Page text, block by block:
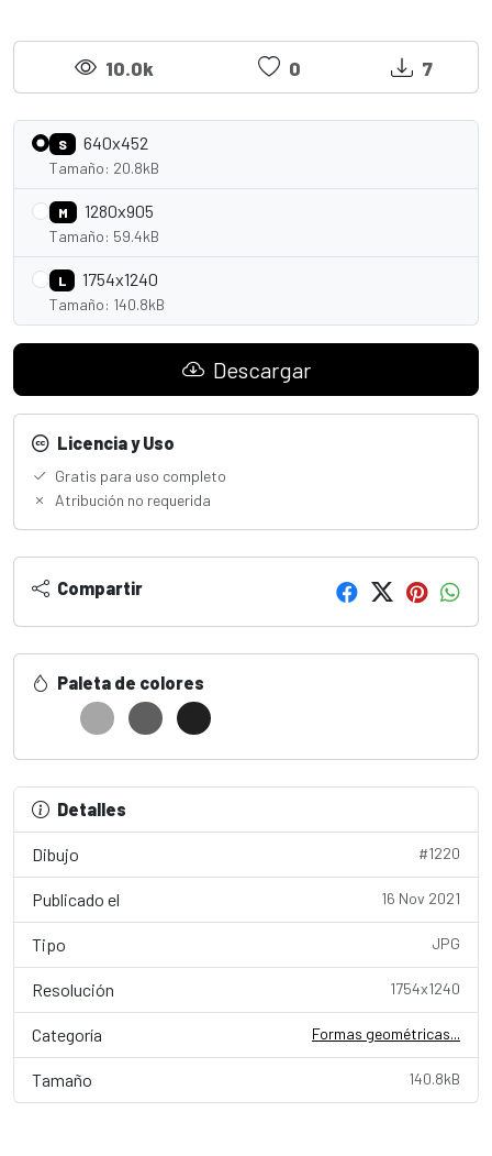
10.0k 0 7
S 640x452
Tamaño: 20.8kB
M 1280x905
Tamaño: 59.4kB
L 1754x1240
Tamaño: 140.8kB
Descargar
Licencia y Uso
Gratis para uso completo
Atribución no requerida
Compartir
Paleta de colores
Detalles
Dibujo #1220
Publicado el 16 Nov 2021
Tipo JPG
Resolución 1754x1240
Categoría Formas geométricas...
Tamaño 140.8kB